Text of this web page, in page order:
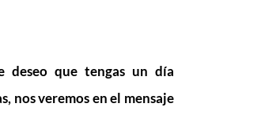
deseo que tengas un día
nos veremos en el mensaje